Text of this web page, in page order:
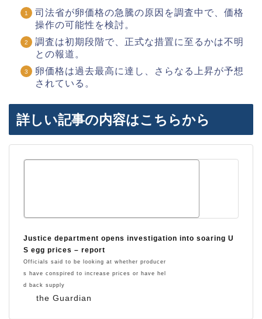
司法省が卵価格の急騰の原因を調査中で、価格
操作の可能性を検討。
調査は初期段階で、正式な措置に至るかは不明
との報道。
卵価格は過去最高に達し、さらなる上昇が予想
されている。
詳しい記事の内容はこちらから
the Guardian
Justice department opens investigation into soaring U
S egg prices – report
Officials said to be looking at whether producer
s have conspired to increase prices or have hel
d back supply